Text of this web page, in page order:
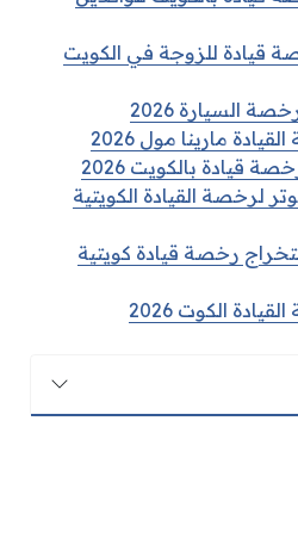
قيادة للزوجة في الكويت
السيارة 2026
مارينا مول 2026
قيادة بالكويت 2026
لرخصة القيادة الكويتية
رخصة قيادة كويتية
الكوت 2026